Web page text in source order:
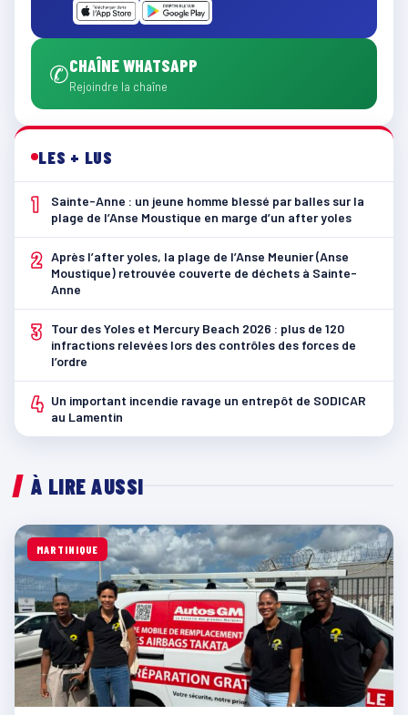
✆CHAÎNE WHATSAPP
Rejoindre la chaîne
LES + LUS
1
Sainte-Anne : un jeune homme blessé par balles sur la
plage de l’Anse Moustique en marge d’un after yoles
2 Après l’after yoles, la plage de l’Anse Meunier (Anse
Moustique) retrouvée couverte de déchets à Sainte-
Anne
3
Tour des Yoles et Mercury Beach 2026 : plus de 120
infractions relevées lors des contrôles des forces de
l’ordre
4 Un important incendie ravage un entrepôt de SODICAR
au Lamentin
À LIRE AUSSI
MARTINIQUE